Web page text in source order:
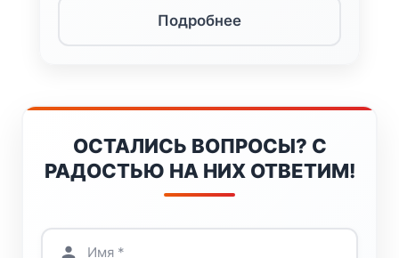
Подробнее
ОСТАЛИСЬ ВОПРОСЫ? С
РАДОСТЬЮ НА НИХ ОТВЕТИМ!